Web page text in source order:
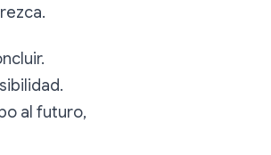
al futuro,